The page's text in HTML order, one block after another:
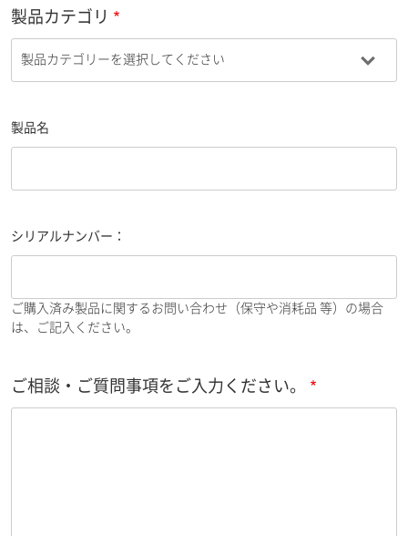
製品カテゴリ
製品名
シリアルナンバー：
ご購入済み製品に関するお問い合わせ（保守や消耗品 等）の場合
は、ご記入ください。
ご相談・ご質問事項をご入力ください。